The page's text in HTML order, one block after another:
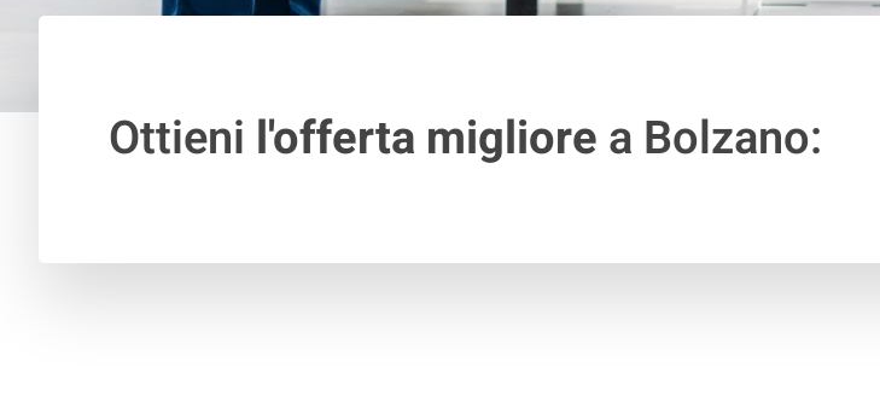
Ottieni l'offerta migliorea Bolzano: